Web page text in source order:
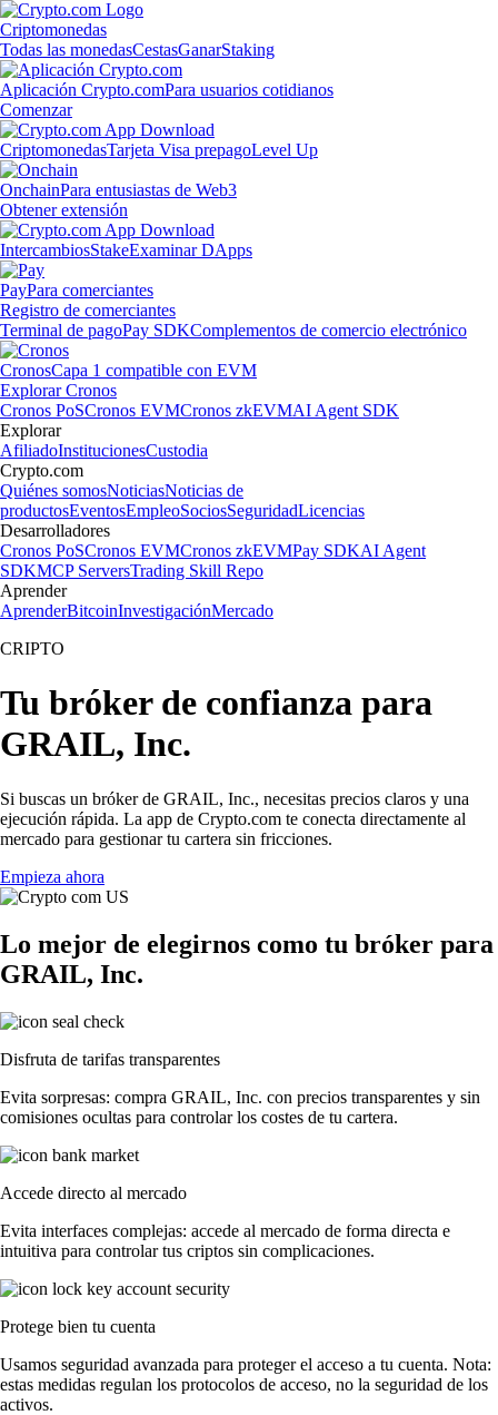
Criptomonedas
Todas las monedasCestasGanarStaking
Aplicación Crypto.comPara usuarios cotidianos
Comenzar
CriptomonedasTarjeta Visa prepagoLevel Up
OnchainPara entusiastas de Web3
Obtener extensión
IntercambiosStakeExaminar DApps
PayPara comerciantes
Registro de comerciantes
Terminal de pagoPay SDKComplementos de comercio electrónico
CronosCapa 1 compatible con EVM
Explorar Cronos
Cronos PoSCronos EVMCronos zkEVMAI Agent SDK
Explorar
AfiliadoInstitucionesCustodia
Crypto.com
Quiénes somosNoticiasNoticias de
productosEventosEmpleoSociosSeguridadLicencias
Desarrolladores
Cronos PoSCronos EVMCronos zkEVMPay SDKAI Agent
SDKMCP ServersTrading Skill Repo
Aprender
AprenderBitcoinInvestigaciónMercado
CRIPTO
Tu bróker de confianza para
GRAIL, Inc.
Si buscas un bróker de GRAIL, Inc., necesitas precios claros y una
ejecución rápida. La app de Crypto.com te conecta directamente al
mercado para gestionar tu cartera sin fricciones.
Empieza ahora
Lo mejor de elegirnos como tu bróker para
GRAIL, Inc.
Disfruta de tarifas transparentes
Evita sorpresas: compra GRAIL, Inc. con precios transparentes y sin
comisiones ocultas para controlar los costes de tu cartera.
Accede directo al mercado
Evita interfaces complejas: accede al mercado de forma directa e
intuitiva para controlar tus criptos sin complicaciones.
Protege bien tu cuenta
Usamos seguridad avanzada para proteger el acceso a tu cuenta. Nota:
estas medidas regulan los protocolos de acceso, no la seguridad de los
activos.